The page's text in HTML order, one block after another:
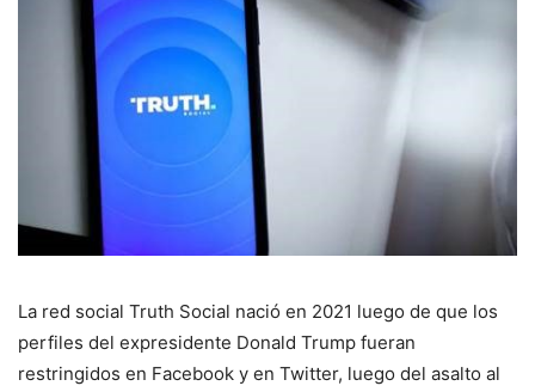
La red social Truth Social nació en 2021 luego de que los
perfiles del expresidente Donald Trump fueran
restringidos en Facebook y en Twitter, luego del asalto al